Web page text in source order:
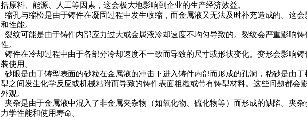
括原料、能源、人工等因素，这会极大地影响到企业的生产经济效益。
缩孔与缩松是由于铸件在凝固过程中发生收缩，而金属液又无法及时补充造成的。这会
和性能。
裂纹可能是由于铸件内部应力过大或金属液冷却速度不均匀导致的。裂纹会严重影响铸
性。
铸件在冷却过程中由于各部分冷却速度不一致而导致的尺寸或形状变化。变形会影响
装使用。
砂眼是由于铸型表面的砂粒在金属液的冲击下进入铸件内部而形成的孔洞；粘砂是由
型之间发生化学反应或机械粘附而导致的铸件表面粗糙或带有铸型材料。这些问题都会
外观。
夹杂是由于金属液中混入了非金属夹杂物（如氧化物、硫化物等）而形成的缺陷。夹杂
力学性能和使用寿命。